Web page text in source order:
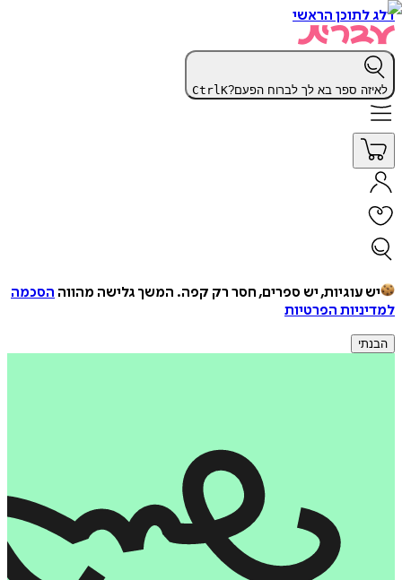
דלג לתוכן הראשי
לאיזה ספר בא לך לברוח הפעם? CtrlK
יש עוגיות, יש ספרים, חסר רק קפה. המשך גלישה מהווה הסכמה
למדיניות הפרטיות
הבנתי